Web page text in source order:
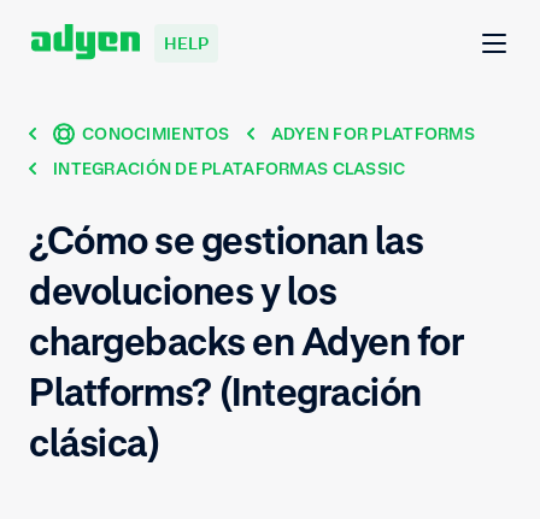
HELP
CONOCIMIENTOS
ADYEN FOR PLATFORMS
INTEGRACIÓN DE PLATAFORMAS CLASSIC
¿Cómo se gestionan las
devoluciones y los
chargebacks en Adyen for
Platforms? (Integración
clásica)